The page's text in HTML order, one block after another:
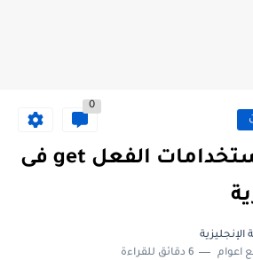
0
تعلم جميع استخدامات الفعل get فى
الإنجليزية
اعوام 6 دقائق للقراءة